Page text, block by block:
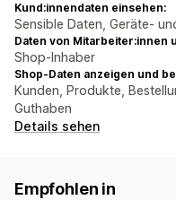
Kund:innendaten einsehen:
Sensible Daten, Geräte-
Daten von Mitarbeiter:innen
Shop-Inhaber
Shop-Daten anzeigen und
Kunden, Produkte,
Guthaben
Details sehen
Empfohlen in